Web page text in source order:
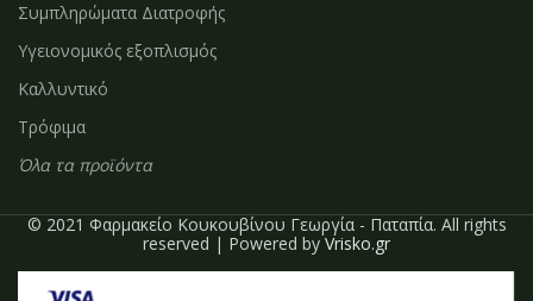
Συμπληρώματα Διατροφής
Υγειονομικός εξοπλισμός
Καλλυντικό
Τρόφιμα
Όλα τα προϊόντα
© 2021 Φαρμακείο Κουκουβίνου Γεωργία - Παταπία. All rights
reserved | Powered byVrisko.gr